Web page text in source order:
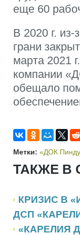
еще 60
В 2020 г. из-
грани
марта 2021
компании
обещало
Метки: «ДОК
ТАКЖЕ В
КРИЗИС В
ДСП
«КАРЕЛИЯ